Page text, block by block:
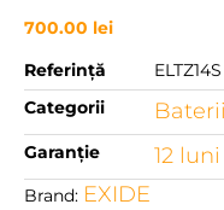
700.00 lei
Referință
ELTZ14S
Categorii
Baterii
Garanție 12
Brand: EXIDE